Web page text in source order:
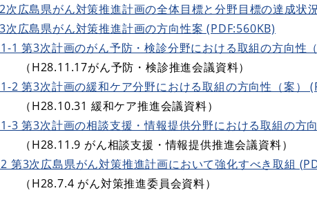
次広島県がん対策推進計画の全体目標と分野目標の達成状
次広島県がん対策推進計画の方向性案 (PDF:560KB)
1 第3次計画のがん予防・検診分野における取組の方向性
がん予防・検診推進会議資料）
2 第3次計画の緩和ケア分野における取組の方向性（案）
緩和ケア推進会議資料）
3 第3次計画の相談支援・情報提供分野における取組の方
がん相談支援・情報提供推進会議資料）
第3次広島県がん対策推進計画において強化すべき取組
がん対策推進委員会資料）